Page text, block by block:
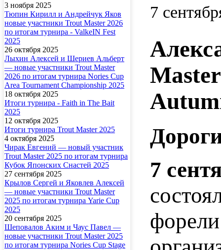
3 ноября 2025
Тюпин Кирилл и Андрейчук Яков
новые участники Trout Master 2026
по итогам турнира - ValkeIN Fest
2025
26 октября 2025
Лыхин Алексей и Шериев Альберт
— новые участники Trout Master
2026 по итогам турнира Nories Cup
Area Tournament Championship 2025
18 октября 2025
Итоги турнира - Faith in The Bait
2025
12 октября 2025
Итоги турнира Trout Master 2025
4 октября 2025
Чирак Евгений — новый участник
Trout Master 2025 по итогам турнира
Кубок Японских Снастей 2025
27 сентября 2025
Крылов Сергей и Яковлев Алексей
— новые участники Trout Master
2025 по итогам турнира Yarie Cup
2025
20 сентября 2025
Шеповалов Аким и Чаус Павел —
новые участники Trout Master 2025
по итогам турнира Nories Cup Stage
7
7